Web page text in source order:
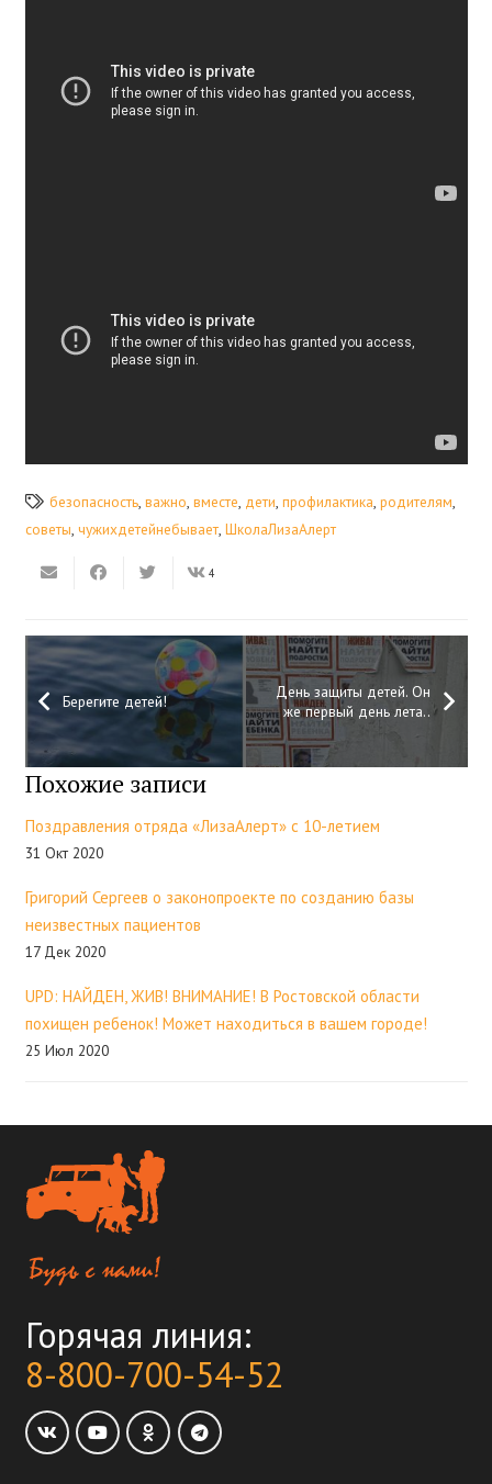
безопасность, важно, вместе, дети, профилактика, родителям,
советы, чужихдетейнебывает, ШколаЛизаАлерт
4
Берегите детей!
День защиты детей. Он
же первый день лета..
Похожие записи
Поздравления отряда «ЛизаАлерт» с 10-летием
31 Окт 2020
Григорий Сергеев о законопроекте по созданию базы
неизвестных пациентов
17 Дек 2020
UPD: НАЙДЕН, ЖИВ! ВНИМАНИЕ! В Ростовской области
похищен ребенок! Может находиться в вашем городе!
25 Июл 2020
Горячая линия:
8-800-700-54-52